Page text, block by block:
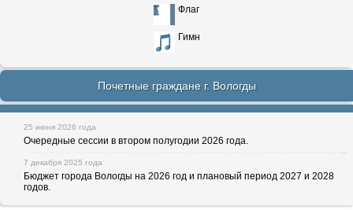
Флаг
Гимн
Почетные граждане г. Вологды
25 июня 2026 года
Очередные сессии в втором полугодии 2026 года.
7 декабря 2025 года
Бюджет города Вологды на 2026 год и плановый период 2027 и 2028
годов.